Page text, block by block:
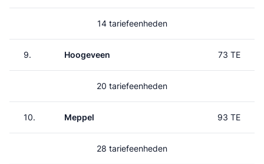
14 tariefeenheden
9. Hoogeveen 73 TE
20 tariefeenheden
10. Meppel 93 TE
28 tariefeenheden